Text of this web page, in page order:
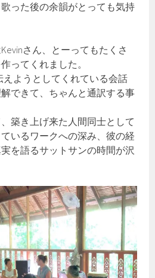
った後の余韻がとっても気持
さん、とーってもたくさ
ってくれました。
えようとしてくれている会話
できて、ちゃんと通訳する事
築き上げ来た人間同士として
いるワークへの深み、彼の経
を語るサットサンの時間が沢